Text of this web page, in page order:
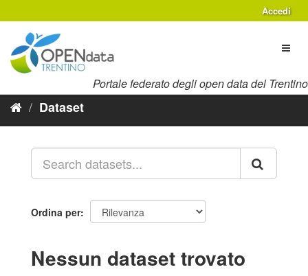
al
contenuto
Accedi
Portale federato degli open data del Trentino
Dataset
Ordina per
Nessun dataset trovato